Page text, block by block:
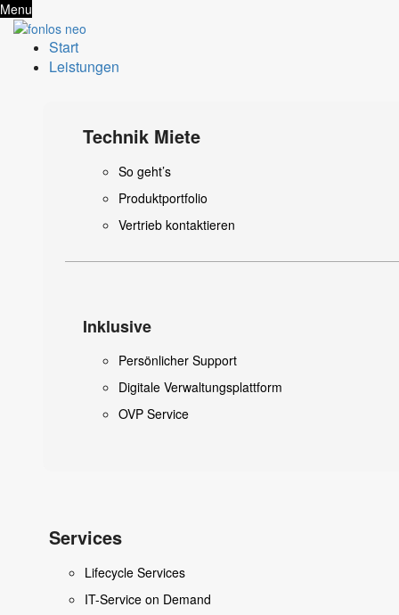
Menu
Start
Leistungen
Technik Miete
So geht’s
Produktportfolio
Vertrieb kontaktieren
Inklusive
Persönlicher Support
Digitale Verwaltungsplattform
OVP Service
Services
Lifecycle Services
IT-Service on Demand